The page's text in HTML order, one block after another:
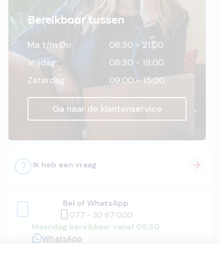
Bereikbaar tussen
Ma t/m Do:
08:30 - 21:00
Vrijdag:
08:30 - 18:00
Zaterdag:
09:00 - 15:00
Ga naar de klantenservice
Ik heb een vraag
Bel of WhatsApp
077 - 30 67 000
Maandag bereikbaar vanaf 08:30
WhatsApp